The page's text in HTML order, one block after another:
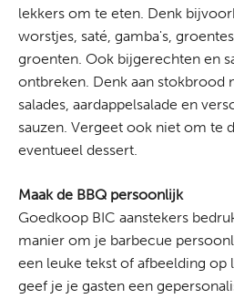
lekkers om te eten. Denk
worstjes, saté, gamba's,
groenten. Ook bijgerechten en
ontbreken. Denk aan stokbrood
salades, aardappelsalade en
sauzen. Vergeet ook niet om te
eventueel dessert.
Maak de BBQ persoonlijk
Goedkoop BIC aanstekers
manier om je barbecue
een leuke tekst of afbeelding op
geef je je gasten een